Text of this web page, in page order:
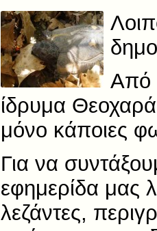
Από
ίδρυμα
μόνο κάποιες
Για να
εφημερίδα μας
λεζάντες,